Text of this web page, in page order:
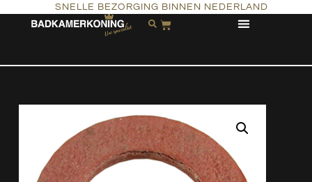
SNELLE BEZORGING BINNEN NEDERLAND